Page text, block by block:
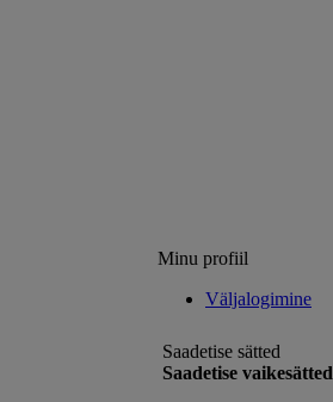
Minu profiil
Väljalogimine
Saadetise sätted
Saadetise vaikesätted